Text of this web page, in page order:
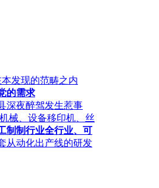
发现的范畴之内
的需求
深夜醉驾发生惹事
械、设备移印机、丝
制制行业全行业、可
从动化出产线的研发